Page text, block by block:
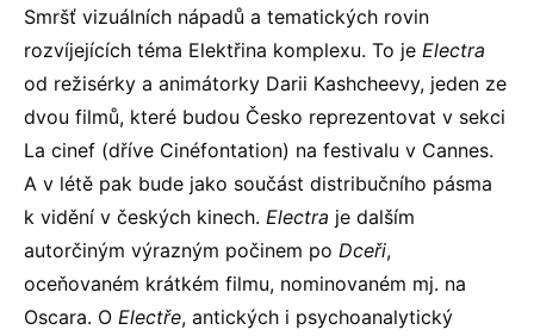
Smršť vizuálních nápadů a tematických rovin
rozvíjejících téma Elektřina komplexu. To je Electra
od režisérky a animátorky Darii Kashcheevy, jeden ze
dvou filmů, které budou Česko reprezentovat v sekci
La cinef (dříve Cinéfontation) na festivalu v Cannes.
A v létě pak bude jako součást distribučního pásma
k vidění v českých kinech. Electra je dalším
autorčiným výrazným počinem po Dceři,
oceňovaném krátkém filmu, nominovaném mj. na
Oscara. O Electře, antických i psychoanalytický